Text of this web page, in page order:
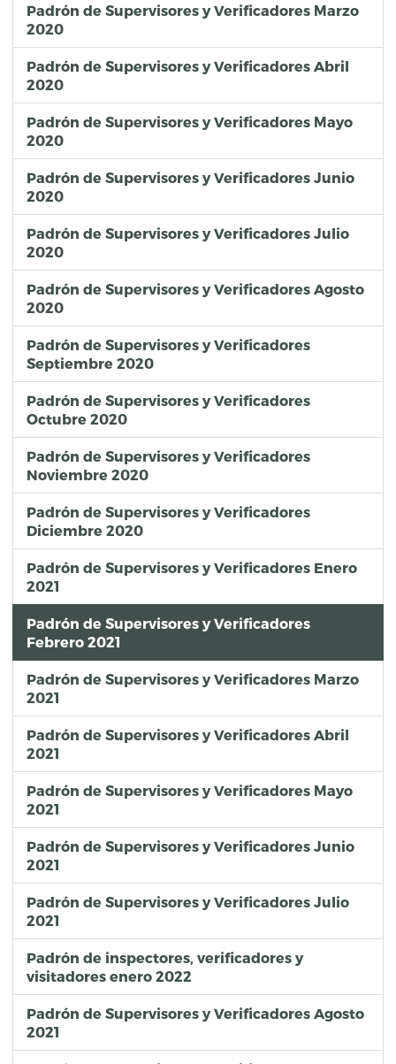
Padrón de Supervisores y Verificadores Marzo
2020
Padrón de Supervisores y Verificadores Abril
2020
Padrón de Supervisores y Verificadores Mayo
2020
Padrón de Supervisores y Verificadores Junio
2020
Padrón de Supervisores y Verificadores Julio
2020
Padrón de Supervisores y Verificadores Agosto
2020
Padrón de Supervisores y Verificadores
Septiembre 2020
Padrón de Supervisores y Verificadores
Octubre 2020
Padrón de Supervisores y Verificadores
Noviembre 2020
Padrón de Supervisores y Verificadores
Diciembre 2020
Padrón de Supervisores y Verificadores Enero
2021
Padrón de Supervisores y Verificadores
Febrero 2021
Padrón de Supervisores y Verificadores Marzo
2021
Padrón de Supervisores y Verificadores Abril
2021
Padrón de Supervisores y Verificadores Mayo
2021
Padrón de Supervisores y Verificadores Junio
2021
Padrón de Supervisores y Verificadores Julio
2021
Padrón de inspectores, verificadores y
visitadores enero 2022
Padrón de Supervisores y Verificadores Agosto
2021